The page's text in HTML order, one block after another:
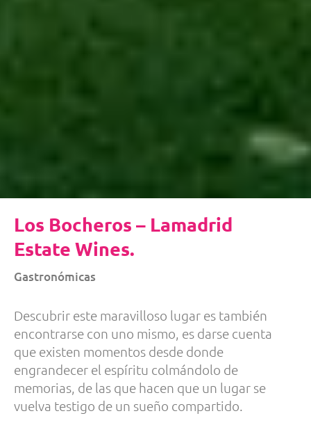
Los Bocheros – Lamadrid
Estate Wines.
Gastronómicas
Descubrir este maravilloso lugar es también
encontrarse con uno mismo, es darse cuenta
que existen momentos desde donde
engrandecer el espíritu colmándolo de
memorias, de las que hacen que un lugar se
vuelva testigo de un sueño compartido.